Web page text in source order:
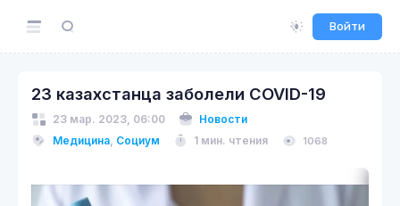
Войти
23 казахстанца заболели COVID-19
23 мар. 2023, 06:00
Новости
Медицина, Социум 1 мин. чтения 1068